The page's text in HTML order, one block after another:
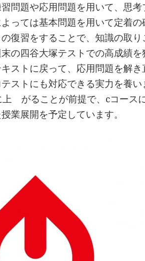
問題や応用問題を用いて、思考
っては基本問題を用いて定着の
復習をすることで、知識の取り
の四谷大塚テストでの高成績を
ストに戻って、応用問題を解き
ストにも対応できる実力を養い
がることが前提で、cコース
業展開を予定しています。